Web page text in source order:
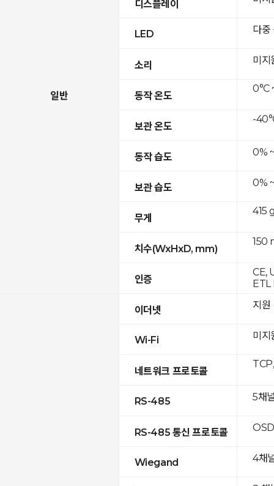
일반
디스플레이
LED
소리
동작 온도
보관 온도
동작 습도
보관 습도
무게
치수(WxHxD, mm)
인증
이더넷
Wi-Fi
네트워크 프로토콜
RS-485
RS-485 통신 프로토콜
Wiegand
다중
미지
0°C
-
0%
0%
415
150
CE,
지
미지
5채
4채